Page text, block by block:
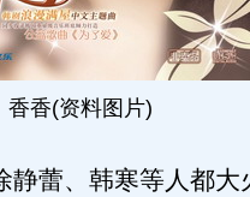
香香(资料图片)
蕾、韩寒等人都大